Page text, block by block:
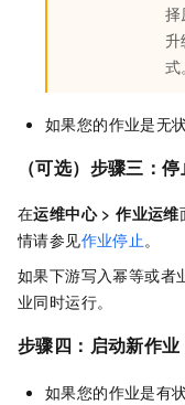
择
式。
如果您的作业是无
（可选）步骤三：
在运维中心>作业运维
情请参见作业停止。
如果下游写入幂等或者
业同时运行。
步骤四：启动新作业
如果您的作业是有